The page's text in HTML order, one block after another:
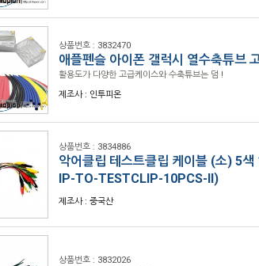
상품번호 : 3832470
애플펜슬 아이폰 갤럭시 열수축튜브
활용도가 다양한 고급케이스와 수축튜브는 덤 !
제조사 : 인투피온
상품번호 : 3834886
악어클립 테스트클립 케이블 (소) 5
IP-TO-TESTCLIP-10PCS-II)
제조사 : 중국산
상품번호 : 3832026